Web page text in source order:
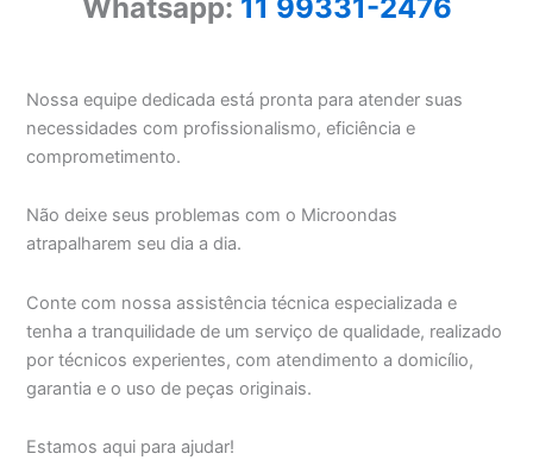
Whatsapp: 11 99331-2476
Nossa equipe dedicada está pronta para atender suas
necessidades com profissionalismo, eficiência e
comprometimento.
Não deixe seus problemas com o Microondas
atrapalharem seu dia a dia.
Conte com nossa assistência técnica especializada e
tenha a tranquilidade de um serviço de qualidade, realizado
por técnicos experientes, com atendimento a domicílio,
garantia e o uso de peças originais.
Estamos aqui para ajudar!